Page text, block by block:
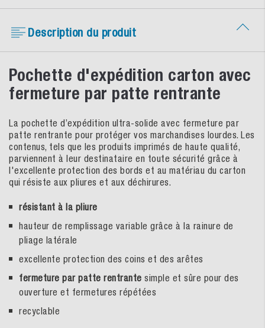
Description du produit
Pochette d'expédition carton avec
fermeture par patte rentrante
La pochette d’expédition ultra-solide avec fermeture par
patte rentrante pour protéger vos marchandises lourdes. Les
contenus, tels que les produits imprimés de haute qualité,
parviennent à leur destinataire en toute sécurité grâce à
l'excellente protection des bords et au matériau du carton
qui résiste aux pliures et aux déchirures.
résistant à la pliure
hauteur de remplissage variable grâce à la rainure de
pliage latérale
excellente protection des coins et des arêtes
fermeture par patte rentrante simple et sûre pour des
ouverture et fermetures répétées
recyclable